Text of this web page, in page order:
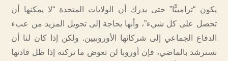
يكون “ترامبيًّا” حتى يدرك أن الولايات المتحدة “لا يمكنها أن
تحصل على كل شيء”، وأنها بحاجة إلى تحويل المزيد من عبء
الدفاع الجماعي إلى شركائها الأوروبيين. ولكن إذا كان لنا أن
نسترشد بالماضي، فإن أوروبا لن تعوض ما تركته إذا ظل قادتها